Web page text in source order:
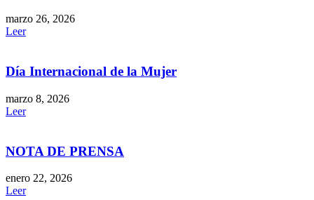
marzo 26, 2026
Leer
Día Internacional de la Mujer
marzo 8, 2026
Leer
NOTA DE PRENSA
enero 22, 2026
Leer